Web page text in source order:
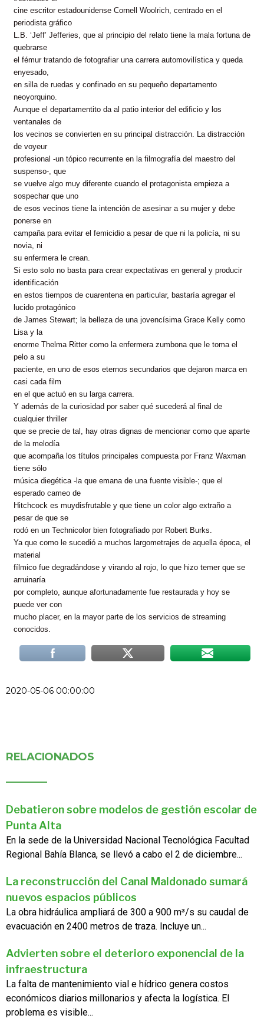
cine escritor estadounidense Cornell Woolrich, centrado en el
periodista gráfico
L.B. ‘Jeff’ Jefferies, que al principio del relato tiene la mala fortuna de
quebrarse
el fémur tratando de fotografiar una carrera automovilística y queda
enyesado,
en silla de ruedas y confinado en su pequeño departamento
neoyorquino.
Aunque el departamentito da al patio interior del edificio y los
ventanales de
los vecinos se convierten en su principal distracción. La distracción
de voyeur
profesional -un tópico recurrente en la filmografía del maestro del
suspenso-, que
se vuelve algo muy diferente cuando el protagonista empieza a
sospechar que uno
de esos vecinos tiene la intención de asesinar a su mujer y debe
ponerse en
campaña para evitar el femicidio a pesar de que ni la policía, ni su
novia, ni
su enfermera le crean.
Si esto solo no basta para crear expectativas en general y producir
identificación
en estos tiempos de cuarentena en particular, bastaría agregar el
lucido protagónico
de James Stewart; la belleza de una jovencísima Grace Kelly como
Lisa y la
enorme Thelma Ritter como la enfermera zumbona que le toma el
pelo a su
paciente, en uno de esos eternos secundarios que dejaron marca en
casi cada film
en el que actuó en su larga carrera.
Y además de la curiosidad por saber qué sucederá al final de
cualquier thriller
que se precie de tal, hay otras dignas de mencionar como que aparte
de la melodía
que acompaña los títulos principales compuesta por Franz Waxman
tiene sólo
música diegética -la que emana de una fuente visible-; que el
esperado cameo de
Hitchcock es muydisfrutable y que tiene un color algo extraño a
pesar de que se
rodó en un Technicolor bien fotografiado por Robert Burks.
Ya que como le sucedió a muchos largometrajes de aquella época, el
material
fílmico fue degradándose y virando al rojo, lo que hizo temer que se
arruinaría
por completo, aunque afortunadamente fue restaurada y hoy se
puede ver con
mucho placer, en la mayor parte de los servicios de streaming
conocidos.
2020-05-06 00:00:00
RELACIONADOS
Debatieron sobre modelos de gestión escolar de
Punta Alta
En la sede de la Universidad Nacional Tecnológica Facultad
Regional Bahía Blanca, se llevó a cabo el 2 de diciembre...
La reconstrucción del Canal Maldonado sumará
nuevos espacios públicos
La obra hidráulica ampliará de 300 a 900 m³/s su caudal de
evacuación en 2400 metros de traza. Incluye un...
Advierten sobre el deterioro exponencial de la
infraestructura
La falta de mantenimiento vial e hídrico genera costos
económicos diarios millonarios y afecta la logística. El
problema es visible...